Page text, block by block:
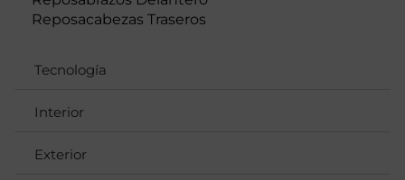
Reposacabezas Traseros
Tecnología
Interior
Exterior